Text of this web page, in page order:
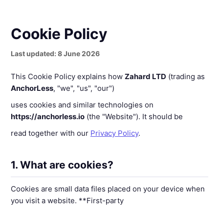
Cookie Policy
Last updated: 8 June 2026
This Cookie Policy explains how Zahard LTD (trading as
AnchorLess, "we", "us", "our")
uses cookies and similar technologies on
https://anchorless.io (the "Website"). It should be
read together with our Privacy Policy.
1. What are cookies?
Cookies are small data files placed on your device when
you visit a website. **First-party